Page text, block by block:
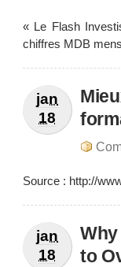
« Le Flash
chiffres MDB
jan
18
Source : http://
jan
18
to